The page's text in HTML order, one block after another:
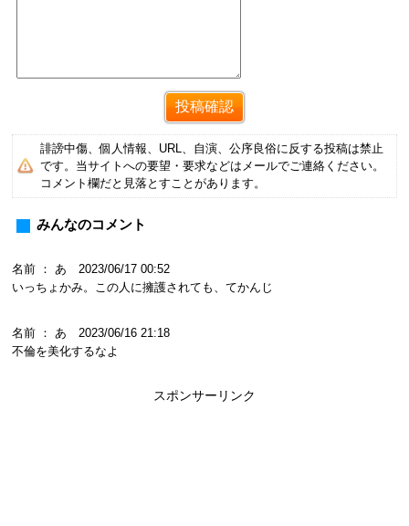
誹謗中傷、個人情報、URL、自演、公序良俗に反する投稿は禁止
です。当サイトへの要望・要求などはメールでご連絡ください。
コメント欄だと見落とすことがあります。
みんなのコメント
名前 ： あ 2023/06/17 00:52
いっちょかみ。この人に擁護されても、てかんじ
名前 ： あ 2023/06/16 21:18
不倫を美化するなよ
スポンサーリンク